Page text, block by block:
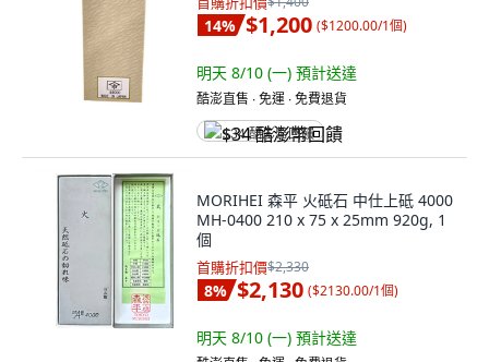
14% $1,200 ($1200.00/1個)
明天 8/10 (一) 預計送達
酷澎直售 ∙ 免運 ∙ 免費退貨
$34 酷澎幣回饋
MORIHEI 森平 火砥石 中仕上砥 4000
MH-0400 210 x 75 x 25mm 920g, 1
個
首購折扣價$2,330
8% $2,130 ($2130.00/1個)
明天 8/10 (一) 預計送達